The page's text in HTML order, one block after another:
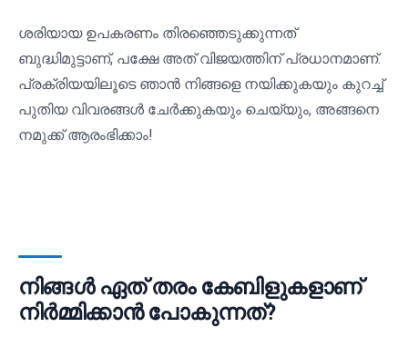
ശരിയായ ഉപകരണം തിരഞ്ഞെടുക്കുന്നത്
ബുദ്ധിമുട്ടാണ്, പക്ഷേ അത് വിജയത്തിന് പ്രധാനമാണ്.
പ്രക്രിയയിലൂടെ ഞാൻ നിങ്ങളെ നയിക്കുകയും കുറച്ച്
പുതിയ വിവരങ്ങൾ ചേർക്കുകയും ചെയ്യും, അങ്ങനെ
നമുക്ക് ആരംഭിക്കാം!
നിങ്ങൾ ഏത് തരം കേബിളുകളാണ്
നിർമ്മിക്കാൻ പോകുന്നത്?